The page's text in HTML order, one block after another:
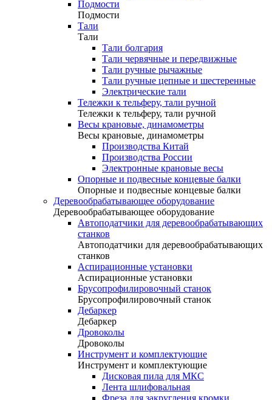
Подмости
Подмости
Тали
Тали
Тали болгария
Тали червячные и передвижные
Тали ручные рычажные
Тали ручные цепные и шестеренные
Электрические тали
Тележки к тельферу, тали ручной
Тележки к тельферу, тали ручной
Весы крановые, динамометры
Весы крановые, динамометры
Производства Китай
Производства России
Электронные крановые весы
Опорные и подвесные концевые балки
Опорные и подвесные концевые балки
Деревообрабатывающее оборудование
Деревообрабатывающее оборудование
Автоподатчики для деревообрабатывающих
станков
Автоподатчики для деревообрабатывающих
станков
Аспирационные установки
Аспирационные установки
Брусопрофилировочный станок
Брусопрофилировочный станок
Дебаркер
Дебаркер
Дровоколы
Дровоколы
Инструмент и комплектующие
Инструмент и комплектующие
Дисковая пила для МКС
Лента шлифовальная
Фреза для закругления кромки